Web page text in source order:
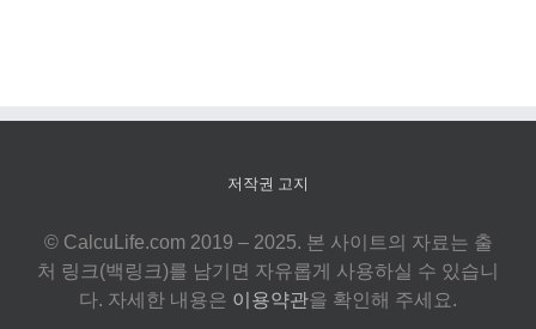
저작권 고지
© CalcuLife.com 2019 – 2025. 본 사이트의 자료는 출
처 링크(백링크)를 남기면 자유롭게 사용하실 수 있습니
다. 자세한 내용은 이용약관을 확인해 주세요.